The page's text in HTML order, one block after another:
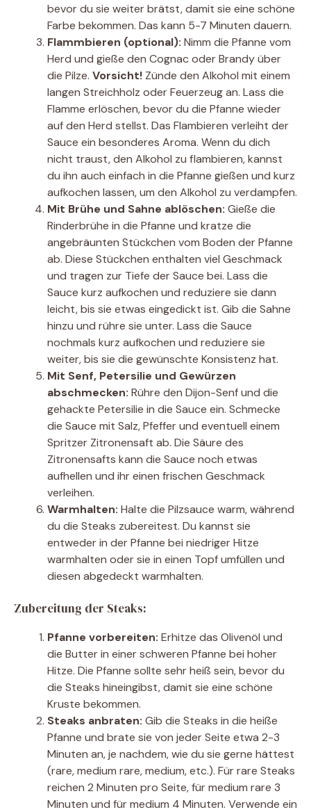
bevor du sie weiter brätst, damit sie eine schöne
Farbe bekommen. Das kann 5-7 Minuten dauern.
Flammbieren (optional): Nimm die Pfanne vom
Herd und gieße den Cognac oder Brandy über
die Pilze. Vorsicht! Zünde den Alkohol mit einem
langen Streichholz oder Feuerzeug an. Lass die
Flamme erlöschen, bevor du die Pfanne wieder
auf den Herd stellst. Das Flambieren verleiht der
Sauce ein besonderes Aroma. Wenn du dich
nicht traust, den Alkohol zu flambieren, kannst
du ihn auch einfach in die Pfanne gießen und kurz
aufkochen lassen, um den Alkohol zu verdampfen.
Mit Brühe und Sahne ablöschen: Gieße die
Rinderbrühe in die Pfanne und kratze die
angebräunten Stückchen vom Boden der Pfanne
ab. Diese Stückchen enthalten viel Geschmack
und tragen zur Tiefe der Sauce bei. Lass die
Sauce kurz aufkochen und reduziere sie dann
leicht, bis sie etwas eingedickt ist. Gib die Sahne
hinzu und rühre sie unter. Lass die Sauce
nochmals kurz aufkochen und reduziere sie
weiter, bis sie die gewünschte Konsistenz hat.
Mit Senf, Petersilie und Gewürzen
abschmecken: Rühre den Dijon-Senf und die
gehackte Petersilie in die Sauce ein. Schmecke
die Sauce mit Salz, Pfeffer und eventuell einem
Spritzer Zitronensaft ab. Die Säure des
Zitronensafts kann die Sauce noch etwas
aufhellen und ihr einen frischen Geschmack
verleihen.
Warmhalten: Halte die Pilzsauce warm, während
du die Steaks zubereitest. Du kannst sie
entweder in der Pfanne bei niedriger Hitze
warmhalten oder sie in einen Topf umfüllen und
diesen abgedeckt warmhalten.
Zubereitung der Steaks:
Pfanne vorbereiten: Erhitze das Olivenöl und
die Butter in einer schweren Pfanne bei hoher
Hitze. Die Pfanne sollte sehr heiß sein, bevor du
die Steaks hineingibst, damit sie eine schöne
Kruste bekommen.
Steaks anbraten: Gib die Steaks in die heiße
Pfanne und brate sie von jeder Seite etwa 2-3
Minuten an, je nachdem, wie du sie gerne hättest
(rare, medium rare, medium, etc.). Für rare Steaks
reichen 2 Minuten pro Seite, für medium rare 3
Minuten und für medium 4 Minuten. Verwende ein